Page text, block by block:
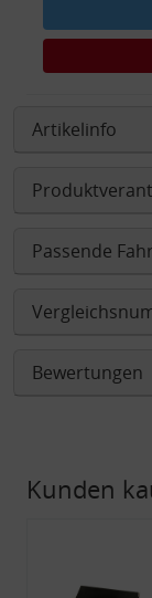
Artikelinfo
Passende
Bewertungen
Kunden